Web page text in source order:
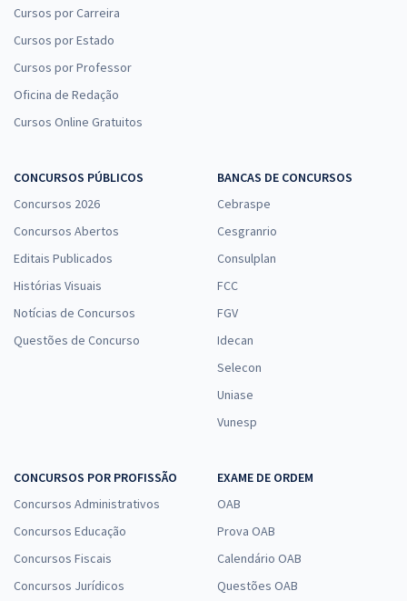
Cursos por Carreira
Cursos por Estado
Cursos por Professor
Oficina de Redação
Cursos Online Gratuitos
CONCURSOS PÚBLICOS
Concursos 2026
Concursos Abertos
Editais Publicados
Histórias Visuais
Notícias de Concursos
Questões de Concurso
BANCAS DE CONCURSOS
Cebraspe
Cesgranrio
Consulplan
FCC
FGV
Idecan
Selecon
Uniase
Vunesp
CONCURSOS POR PROFISSÃO
Concursos Administrativos
Concursos Educação
Concursos Fiscais
Concursos Jurídicos
EXAME DE ORDEM
OAB
Prova OAB
Calendário OAB
Questões OAB